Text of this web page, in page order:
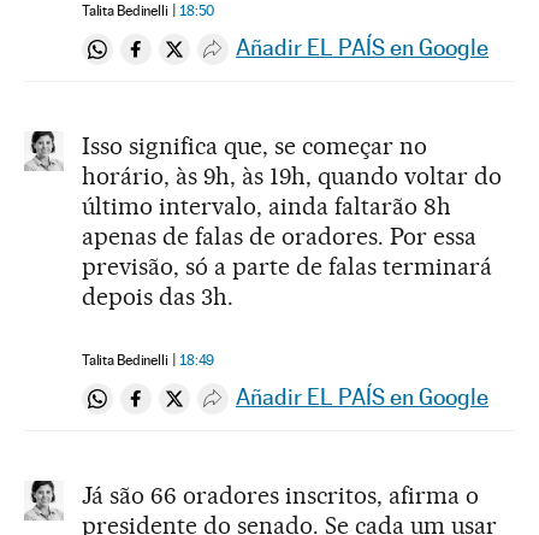
Talita Bedinelli 18:50
Compartir en Whatsapp
Compartir en Facebook
Compartir en Twitter
Desplegar Redes Sociales
Añadir EL PAÍS en Google
Isso significa que, se começar no
horário, às 9h, às 19h, quando voltar do
último intervalo, ainda faltarão 8h
apenas de falas de oradores. Por essa
previsão, só a parte de falas terminará
depois das 3h.
Talita Bedinelli 18:49
Compartir en Whatsapp
Compartir en Facebook
Compartir en Twitter
Desplegar Redes Sociales
Añadir EL PAÍS en Google
Já são 66 oradores inscritos, afirma o
presidente do senado. Se cada um usar